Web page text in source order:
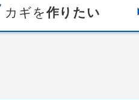
カギを作りたい